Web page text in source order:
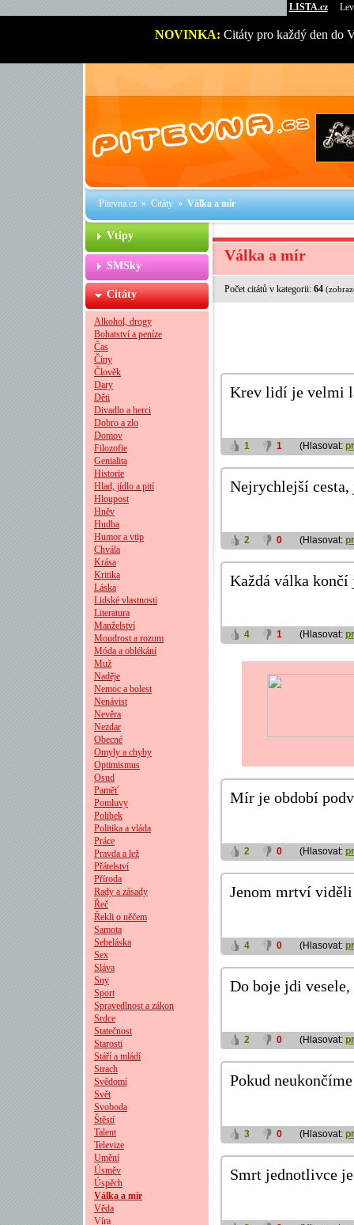
LISTA.cz
NOVINKA: Citáty pro každý den do
Pitevna.cz»Citáty»Válka a mír
Vtipy
SMSky
Citáty
Alkohol, drogy
Bohatství a peníze
Čas
Činy
Člověk
Dary
Děti
Divadlo a herci
Dobro a zlo
Domov
Filozofie
Genialita
Historie
Hlad, jídlo a pití
Hloupost
Hněv
Hudba
Humor a vtip
Chvála
Krása
Kritika
Láska
Lidské vlastnosti
Literatura
Manželství
Moudrost a rozum
Móda a oblékání
Muž
Naděje
Nemoc a bolest
Nenávist
Nevěra
Nezdar
Obecné
Omyly a chyby
Optimismus
Osud
Paměť
Pomluvy
Polibek
Politika a vláda
Práce
Pravda a lež
Přátelství
Příroda
Rady a zásady
Řeč
Řekli o něčem
Samota
Sebeláska
Sex
Sláva
Sny
Sport
Spravedlnost a zákon
Srdce
Statečnost
Starosti
Stáří a mládí
Strach
Svědomí
Svět
Svoboda
Štěstí
Talent
Televize
Umění
Úsměv
Úspěch
Válka a mír
Věda
Víra
Válka a mír
Počet citátů v kategorii: 64
Krev lidí je velmi
1 1 (Hlasovat:
Nejrychlejší
2 0 (Hlasovat:
Každá válka končí
4 1 (Hlasovat:
Mír je období
2 0 (Hlasovat:
Jenom mrtví
4 0 (Hlasovat:
Do boje jdi
2 0 (Hlasovat:
Pokud
3 0 (Hlasovat:
Smrt jednotlivce